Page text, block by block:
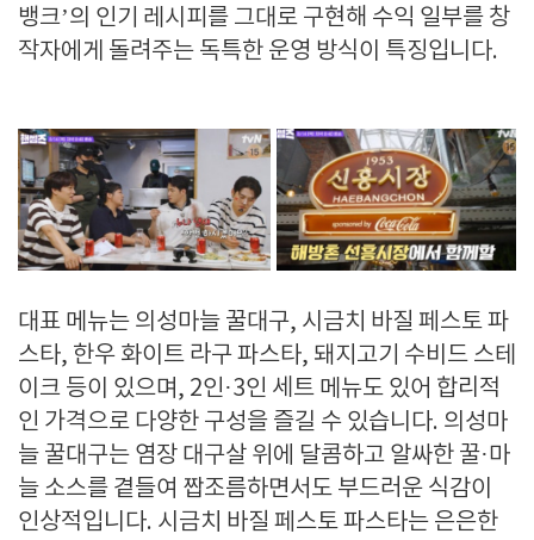
뱅크’의 인기 레시피를 그대로 구현해 수익 일부를 창
작자에게 돌려주는 독특한 운영 방식이 특징입니다.
대표 메뉴는 의성마늘 꿀대구, 시금치 바질 페스토 파
스타, 한우 화이트 라구 파스타, 돼지고기 수비드 스테
이크 등이 있으며, 2인·3인 세트 메뉴도 있어 합리적
인 가격으로 다양한 구성을 즐길 수 있습니다. 의성마
늘 꿀대구는 염장 대구살 위에 달콤하고 알싸한 꿀·마
늘 소스를 곁들여 짭조름하면서도 부드러운 식감이
인상적입니다. 시금치 바질 페스토 파스타는 은은한